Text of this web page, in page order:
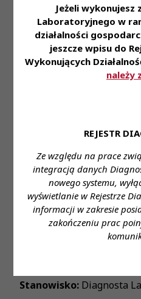
Jeżeli
Laboratoryjnego w
działalności
jeszcze wpisu do
Wykonujących
należy
REJESTR
Ze względu na prace
integracją danych
nowego systemu,
wyświetlanie w Rejestrze
informacji w zakresie
zakończeniu prac
specjalizacji
• Korzystają z pakietu
multisport, opieki
ubezpieczenia, zniżek
kursów językowych on-
• Biorą udział w
Zielona Góra
Wymagane
Proponowane
ustawowe wynagrodzenie
Stanowisko: Diagnosta